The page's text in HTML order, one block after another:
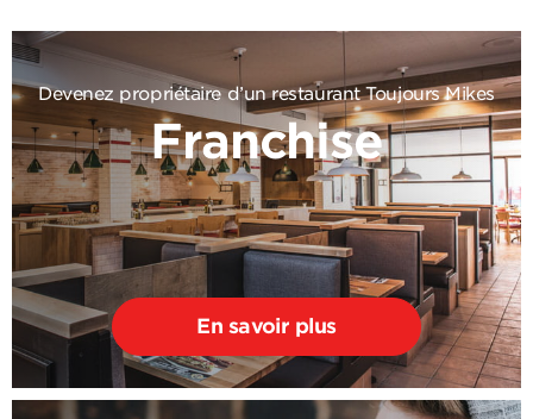
Devenez propriétaire d’un restaurant Toujours Mikes
Franchise
En savoir plus